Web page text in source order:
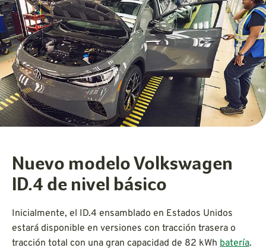
Nuevo modelo Volkswagen
ID.4 de nivel básico
Inicialmente, el ID.4 ensamblado en Estados Unidos
estará disponible en versiones con tracción trasera o
tracción total con una gran capacidad de 82 kWh batería.